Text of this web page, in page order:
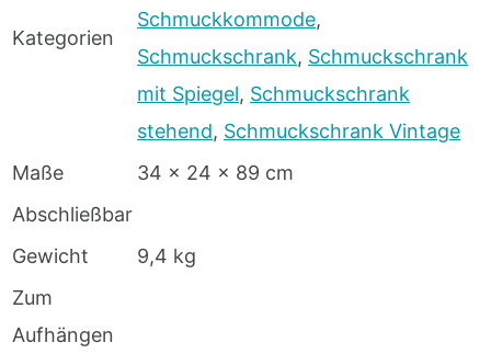
Kategorien
Schmuckkommode,
Schmuckschrank, Schmuckschrank
mit Spiegel, Schmuckschrank
stehend, Schmuckschrank Vintage
Maße
34 x 24 x 89 cm
Abschließbar
Gewicht
9,4 kg
Zum
Aufhängen